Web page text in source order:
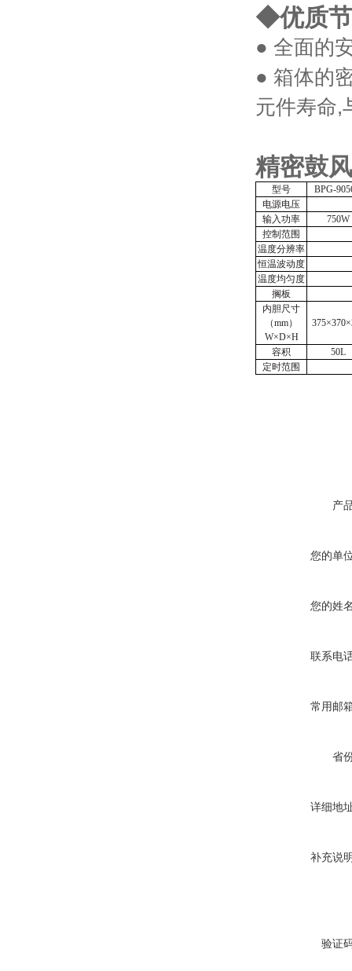
◆优质
● 全面的
● 箱体的
元件寿命,
精密鼓
型号
BPG-
电源电压
输入功率
750W
控制范围
温度分辨率
恒温波动度
温度均匀度
搁板
内胆尺寸
（mm）
W×D×H
容积
50L
定时范围
产
您的单
您的姓
联系电
常用邮
省
详细地
补充说
验证